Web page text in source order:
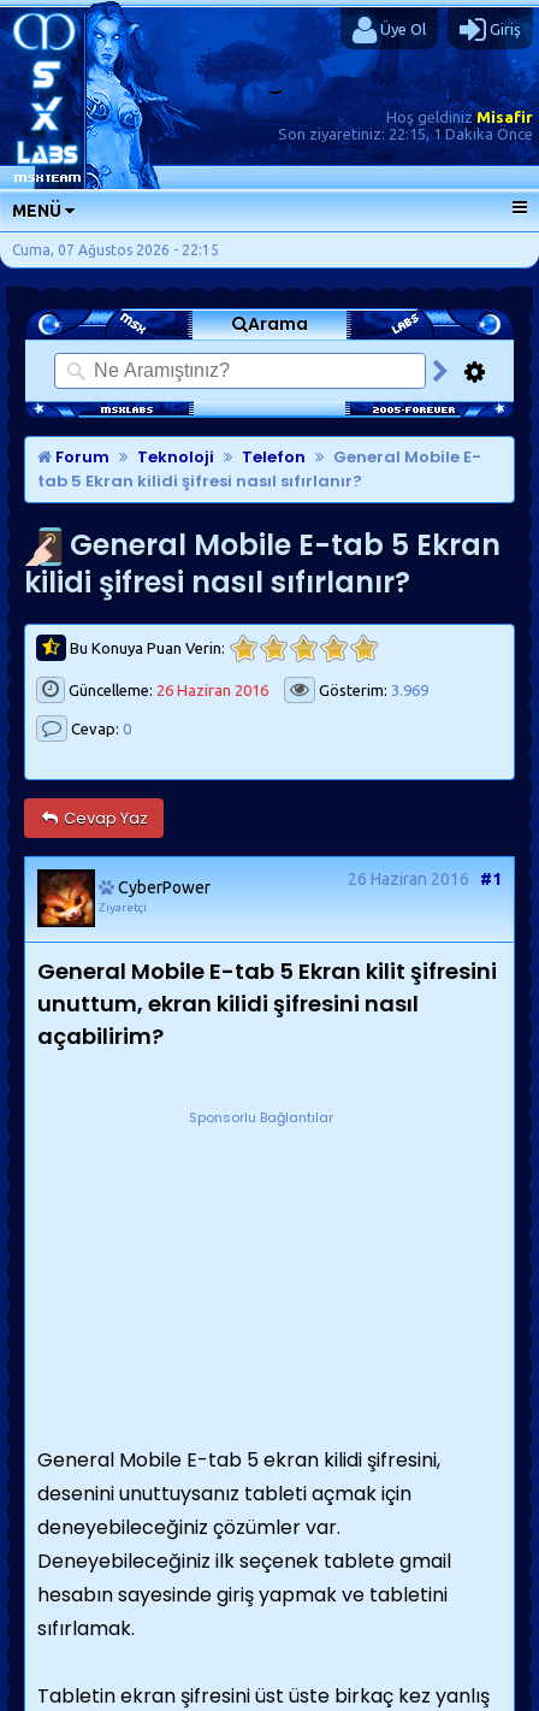
Üye Ol Giriş
Hoş geldinizMisafir
Son ziyaretiniz: 22:15, 1 Dakika Önce
MENÜ
ANA SAYFA
FORUMLAR
SORU-CEVAP
GÜNLÜKLER
SON MESAJLAR
KISAYOLLAR
Cuma, 07 Ağustos 2026 - 22:15
Arama
Forum Teknoloji Telefon
General Mobile E-
tab 5 Ekran kilidi şifresi nasıl sıfırlanır?
General Mobile E-tab 5 Ekran
kilidi şifresi nasıl sıfırlanır?
Bu Konuya Puan Verin:
Güncelleme: 26 Haziran 2016 Gösterim: 3.969
Cevap: 0
Cevap Yaz
CyberPower
Ziyaretçi
26 Haziran 2016 #1
General Mobile E-tab 5 Ekran kilit şifresini
unuttum, ekran kilidi şifresini nasıl
açabilirim?
Sponsorlu Bağlantılar
General Mobile E-tab 5 ekran kilidi şifresini,
desenini unuttuysanız tableti açmak için
deneyebileceğiniz çözümler var.
Deneyebileceğiniz ilk seçenek tablete gmail
hesabın sayesinde giriş yapmak ve tabletini
sıfırlamak.
Tabletin ekran şifresini üst üste birkaç kez yanlış